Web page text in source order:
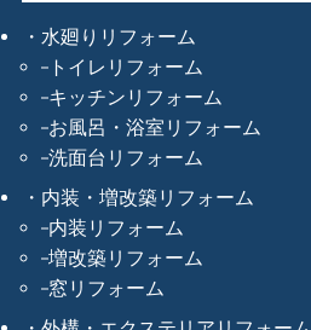
水廻りリフォーム
トイレリフォーム
キッチンリフォーム
お風呂・浴室リフォーム
洗面台リフォーム
内装・増改築リフォーム
内装リフォーム
増改築リフォーム
窓リフォーム